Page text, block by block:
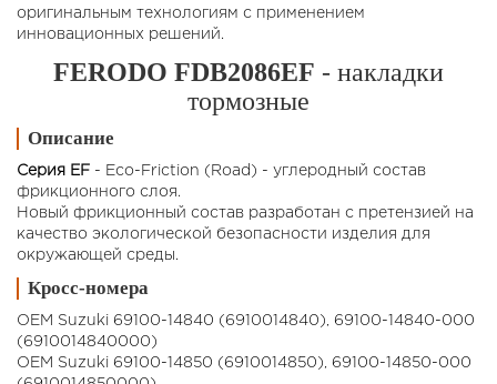
оригинальным технологиям с применением
инновационных решений.
FERODO FDB2086EF - накладки
тормозные
Описание
Серия EF - Eco-Friction (Road) - углеродный состав
фрикционного слоя.
Новый фрикционный состав разработан с претензией на
качество экологической безопасности изделия для
окружающей среды.
Кросс-номера
OEM Suzuki 69100-14840 (6910014840), 69100-14840-000
(6910014840000)
OEM Suzuki 69100-14850 (6910014850), 69100-14850-000